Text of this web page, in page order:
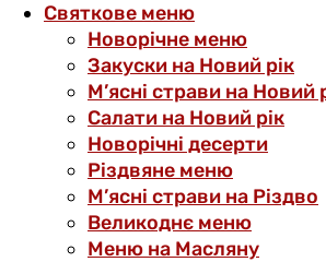
Святкове меню
Новорічне меню
Закуски на Новий рік
М’ясні страви на Новий
Салати на Новий рік
Новорічні десерти
Різдвяне меню
М’ясні страви на Різдво
Великоднє меню
Меню на Масляну